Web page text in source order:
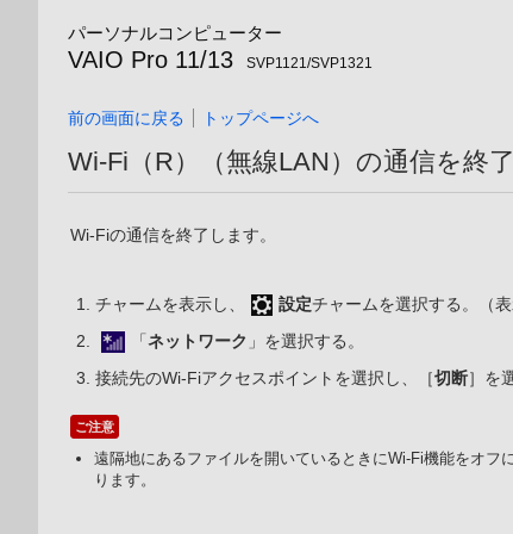
パーソナルコンピューター
VAIO Pro 11/13 SVP1121/SVP1321
前の画面に戻る トップページへ
Wi-Fi（R）（無線LAN）の通信を終
Wi-Fiの通信を終了します。
チャームを表示し、 設定チャームを選択する。（
「 ネットワーク 」を選択する。
接続先のWi-Fiアクセスポイントを選択し、［切断］を
ご注意
遠隔地にあるファイルを開いているときにWi-Fi機能をオフ
ります。